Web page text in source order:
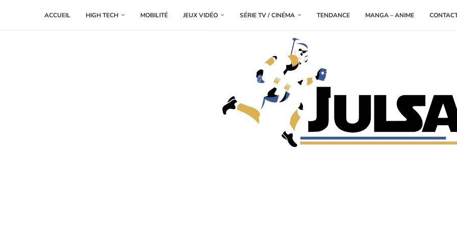
ACCUEIL HIGH TECH MOBILITÉ JEUX VIDÉO SÉRIE TV / CINÉMA TENDANCE MANGA – ANIME